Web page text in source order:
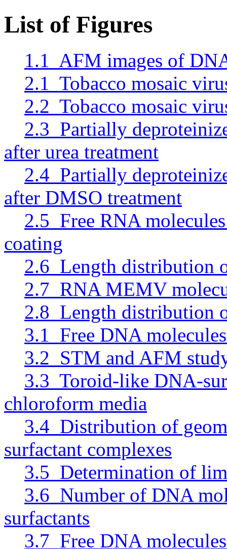
List of Figures
1.1 AFM images of
2.1 Tobacco mosaic
2.2 Tobacco mosaic
2.3 Partially
after urea treatment
2.4 Partially
after DMSO treatment
2.5 Free RNA
coating
2.6 Length distribution
2.7 RNA MEMV
2.8 Length distribution
3.1 Free DNA
3.2 STM and AFM
3.3 Toroid-like DNA-
chloroform media
3.4 Distribution of
surfactant complexes
3.5 Determination of
3.6 Number of DNA
surfactants
3.7 Free DNA